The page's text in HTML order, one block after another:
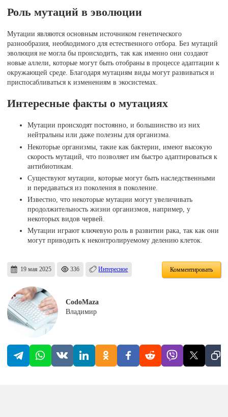
Роль мутаций в эволюции
Мутации являются основным источником генетического
разнообразия, необходимого для естественного отбора. Без мутаций
эволюция не могла бы происходить, так как именно они создают
новые аллели, которые могут быть отобраны в процессе адаптации к
окружающей среде. Благодаря мутациям виды могут развиваться и
приспосабливаться к изменениям в экосистемах.
Интересные факты о мутациях
Мутации происходят постоянно, и большинство из них
нейтральны или даже полезны для организма.
Некоторые организмы, такие как бактерии, имеют высокую
скорость мутаций, что позволяет им быстро адаптироваться к
антибиотикам.
Существуют мутации, которые могут быть наследственными
и передаваться из поколения в поколение.
Известно, что некоторые мутации могут увеличивать
продолжительность жизни организмов, например, у
некоторых видов червей.
Мутации играют ключевую роль в развитии рака, так как они
могут приводить к неконтролируемому делению клеток.
19 мая 2025 336 Интересное Комментировать
CodoMaza
Владимир